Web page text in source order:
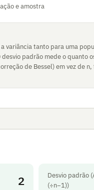
e amostra
variância tanto para uma
padrão mede o quanto
de Bessel) em vez de
2
Desvio padrão
(÷n−1))